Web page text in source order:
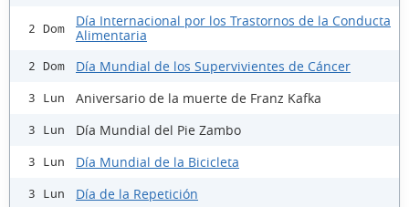
2 Dom
Día Internacional por los Trastornos de la Conducta
Alimentaria
2 Dom Día Mundial de los Supervivientes de Cáncer
3 Lun Aniversario de la muerte de Franz Kafka
3 Lun Día Mundial del Pie Zambo
3 Lun Día Mundial de la Bicicleta
3 Lun Día de la Repetición